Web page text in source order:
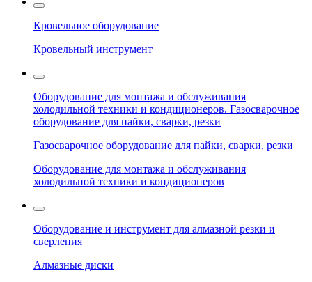
Кровельное оборудование
Кровельный инструмент
Оборудование для монтажа и обслуживания
холодильной техники и кондиционеров. Газосварочное
оборудование для пайки, сварки, резки
Газосварочное оборудование для пайки, сварки, резки
Оборудование для монтажа и обслуживания
холодильной техники и кондиционеров
Оборудование и инструмент для алмазной резки и
сверления
Алмазные диски